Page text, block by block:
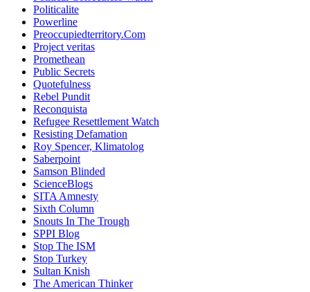
Politicalite
Powerline
Preoccupiedterritory.Com
Project veritas
Promethean
Public Secrets
Quotefulness
Rebel Pundit
Reconquista
Refugee Resettlement Watch
Resisting Defamation
Roy Spencer, Klimatolog
Saberpoint
Samson Blinded
ScienceBlogs
SITA Amnesty
Sixth Column
Snouts In The Trough
SPPI Blog
Stop The ISM
Stop Turkey
Sultan Knish
The American Thinker